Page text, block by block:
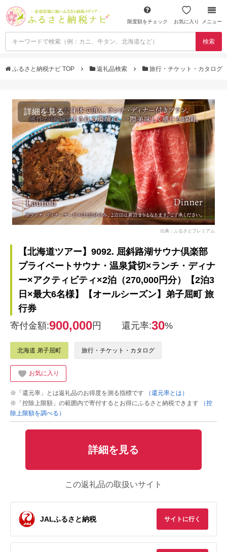
限度額をチェック お気に入り メニュー
検索
ふるさと納税ナビ TOP 返礼品検索 旅行・チケット・カタログ
詳細を見る
出典：ふるさとプレミアム
【北海道ツアー】9092. 屈斜路湖サウナ倶楽部
プライベートサウナ・温泉貸切×ランチ・ディナ
ー×アクティビティ×2泊（270,000円分）【2泊3
日×最大6名様】【オールシーズン】弟子屈町 旅
行券
寄付金額:900,000円 還元率:30%
北海道 弟子屈町 旅行・チケット・カタログ
お気に入り
※「還元率」とは返礼品のお得度を測る指標です
（還元率とは）
※「控除上限額」の範囲内で寄付するとお得にふるさと納税できます
（控
除上限額を調べる）
詳細を見る
この返礼品の取扱いサイト
JALふるさと納税 サイトに行く